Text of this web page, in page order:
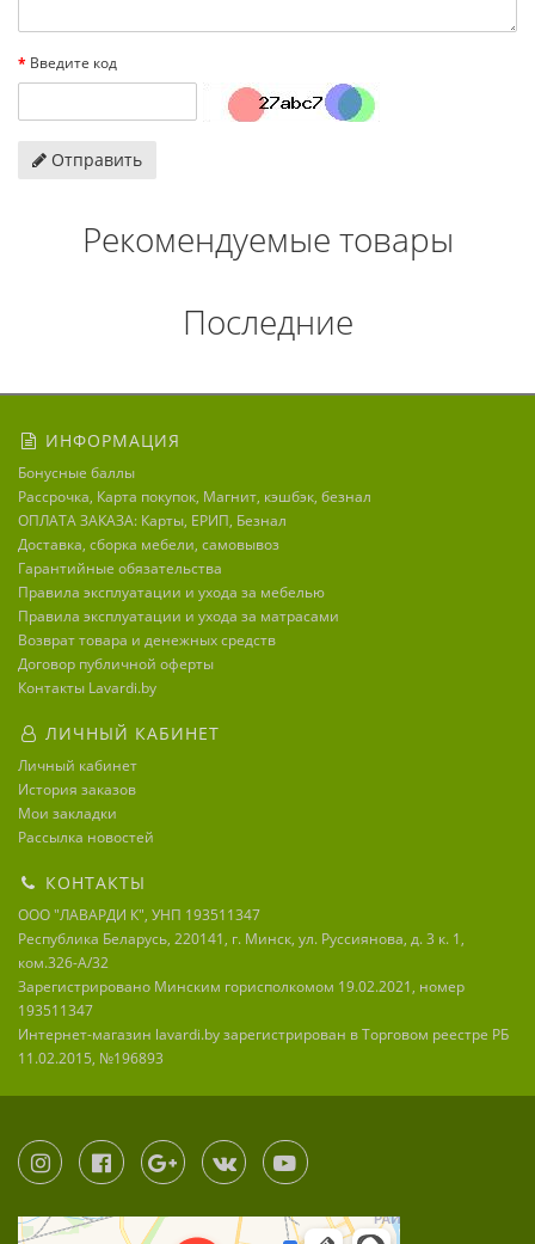
Введите код
Отправить
Рекомендуемые товары
Последние
ИНФОРМАЦИЯ
Бонусные баллы
Рассрочка, Карта покупок, Магнит, кэшбэк, безнал
ОПЛАТА ЗАКАЗА: Карты, ЕРИП, Безнал
Доставка, сборка мебели, самовывоз
Гарантийные обязательства
Правила эксплуатации и ухода за мебелью
Правила эксплуатации и ухода за матрасами
Возврат товара и денежных средств
Договор публичной оферты
Контакты Lavardi.by
ЛИЧНЫЙ КАБИНЕТ
Личный кабинет
История заказов
Мои закладки
Рассылка новостей
КОНТАКТЫ
ООО "ЛАВАРДИ К", УНП 193511347
Республика Беларусь, 220141, г. Минск, ул. Руссиянова, д. 3 к. 1,
ком.326-А/32
Зарегистрировано Минским горисполкомом 19.02.2021, номер
193511347
Интернет-магазин lavardi.by зарегистрирован в Торговом реестре РБ
11.02.2015, №196893